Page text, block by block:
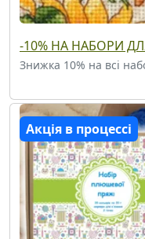
-10% НА НАБОРИ
Знижка 10% на всі
Акція в процессі